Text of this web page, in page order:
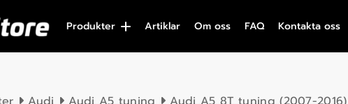
Produkter Artiklar Om oss FAQ Kontakta oss